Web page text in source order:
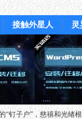
接触外星人 灵
“钉子户”，慈禧和光绪